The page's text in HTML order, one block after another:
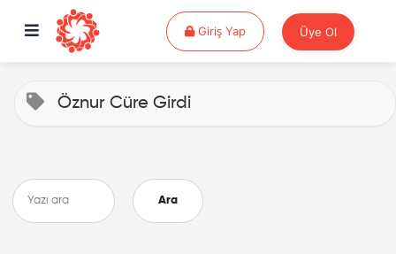
Giriş YapGiriş Yap Üye Ol
Öznur Cüre Girdi
Ara